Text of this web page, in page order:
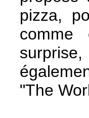
pizza,
comme
"The